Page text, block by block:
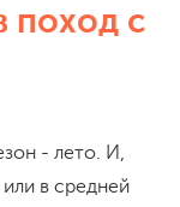
поход с
- лето. И,
в средней